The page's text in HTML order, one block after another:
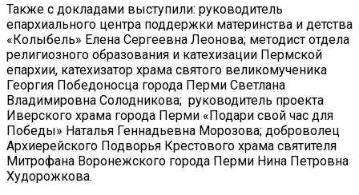
Также с докладами выступили: руководитель
епархиального центра поддержки материнства и детства
«Колыбель» Елена Сергеевна Леонова; методист отдела
религиозного образования и катехизации Пермской
епархии, катехизатор храма святого великомученика
Георгия Победоносца города Перми Светлана
Владимировна Солодникова; руководитель проекта
Иверского храма города Перми «Подари свой час для
Победы» Наталья Геннадьевна Морозова; доброволец
Архиерейского Подворья Крестового храма святителя
Митрофана Воронежского города Перми Нина Петровна
Худорожкова.